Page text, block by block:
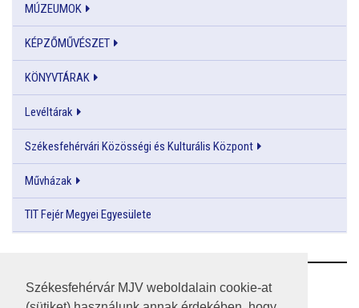
Székesfehérvár MJV weboldalain cookie-at
MÚZEUMOK
KÉPZŐMŰVÉSZET
KÖNYVTÁRAK
Levéltárak
Székesfehérvári Közösségi és Kulturális Központ
Művházak
TIT Fejér Megyei Egyesülete
RSS